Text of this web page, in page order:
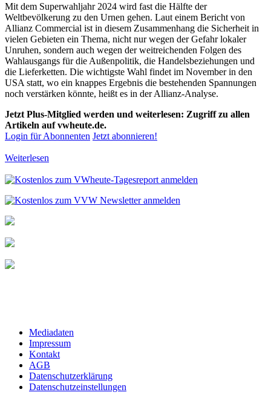
Mit dem Superwahljahr 2024 wird fast die Hälfte der
Weltbevölkerung zu den Urnen gehen. Laut einem Bericht von
Allianz Commercial ist in diesem Zusammenhang die Sicherheit in
vielen Gebieten ein Thema, nicht nur wegen der Gefahr lokaler
Unruhen, sondern auch wegen der weitreichenden Folgen des
Wahlausgangs für die Außenpolitik, die Handelsbeziehungen und
die Lieferketten. Die wichtigste Wahl findet im November in den
USA statt, wo ein knappes Ergebnis die bestehenden Spannungen
noch verstärken könnte, heißt es in der Allianz-Analyse.
Jetzt Plus-Mitglied werden und weiterlesen: Zugriff zu allen
Artikeln auf vwheute.de.
Login für Abonnenten Jetzt abonnieren!
Weiterlesen
Mediadaten
Impressum
Kontakt
AGB
Datenschutzerklärung
Datenschutzeinstellungen